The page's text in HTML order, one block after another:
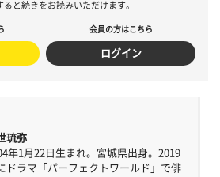
ると続きをお読みいただけます。
会員の方はこちら
ログイン
琉弥
年1月22日生まれ。宮城県出身。2019
ドラマ「パーフェクトワールド」で俳